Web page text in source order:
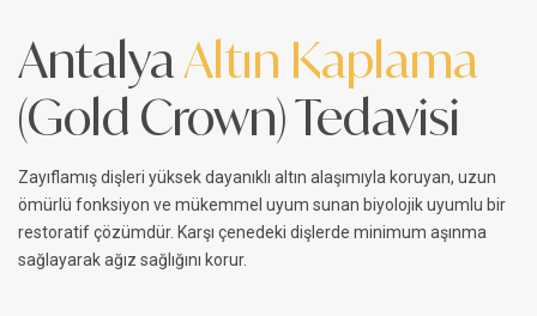
AntalyaAltın Kaplama
(Gold Crown) Tedavisi
Zayıflamış dişleri yüksek dayanıklı altın alaşımıyla koruyan, uzun
ömürlü fonksiyon ve mükemmel uyum sunan biyolojik uyumlu bir
restoratif çözümdür. Karşı çenedeki dişlerde minimum aşınma
sağlayarak ağız sağlığını korur.